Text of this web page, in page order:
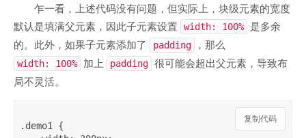
乍一看，上述代码没有问题，但实际上，块级元素的宽度
默认是填满父元素，因此子元素设置
width: 100%
是多余
的。此外，如果子元素添加了
padding ，那么
width: 100% 加上 padding 很可能会超出父元素，导致布
局不灵活。
复制代码
.demo1 {